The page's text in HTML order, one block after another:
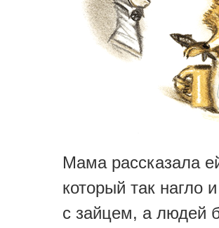
Мама рассказала
который так нагло
с зайцем, а людей